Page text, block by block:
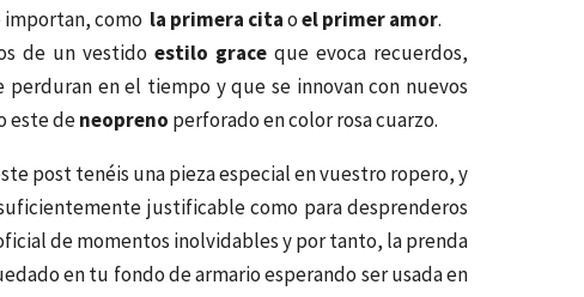
como la primera citaoel primer amor.
de un vestido estilo graceque evoca recuerdos,
perduran en el tiempo y que se innovan con nuevos
este deneopreno perforado en color rosa cuarzo.
post tenéis una pieza especial en vuestro ropero, y
justificable como para desprenderos
de momentos inolvidables y por tanto, la prenda
en tu fondo de armario esperando ser usada en